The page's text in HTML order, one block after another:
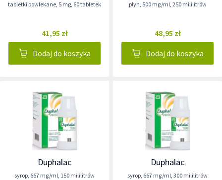
tabletki powlekane, 5 mg, 60 tabletek
41,95 zł
Dodaj do koszyka
płyn, 500 mg/ml, 250 mililitrów
48,95 zł
Dodaj do koszyka
Duphalac
syrop, 667 mg/ml, 150 mililitrów
Duphalac
syrop, 667 mg/ml, 300 mililitrów